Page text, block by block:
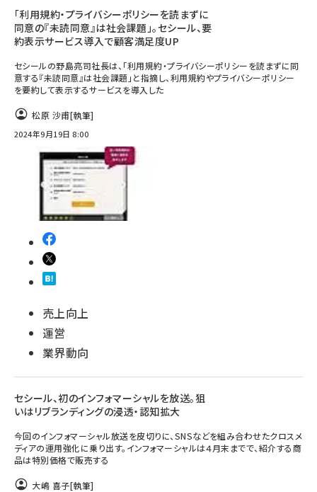
「利用規約・プライバシーポリシーを読まずに
同意の『未読同意』は社会課題」。セシール、要
約表示サービス導入で顧客満足度UP
セシールの野島亮司社長は、「利用規約・プライバシーポリシーを読まずに同
意する『未読同意』は社会課題」と指摘し、利用規約やプライバシーポリシー
を要約して表示するサービスを導入した
松原 沙甫[執筆]
2024年9月19日 8:00
売上向上
運営
業界動向
セシール、初のインフォマーシャルを放送。狙
いはリブランディングの浸透・認知拡大
今回のインフォマーシャル放送を皮切りに、SNSなどを組み合わせたクロスメ
ディアの運用強化に乗り出す。インフォマーシャルは４月末までで、紹介する商
品は特別価格で販売する
大嶋 喜子[執筆]